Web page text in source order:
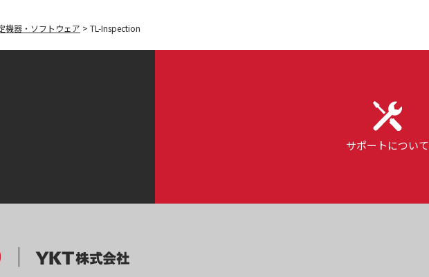
機器・ソフトウェア > TL-Inspection
サポートについて